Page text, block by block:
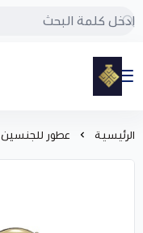
مود
الرئيسية عطور للجنسين